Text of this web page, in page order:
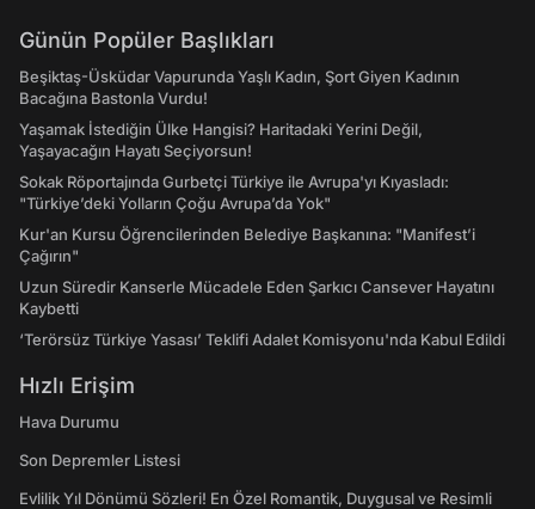
Günün Popüler Başlıkları
Beşiktaş-Üsküdar Vapurunda Yaşlı Kadın, Şort Giyen Kadının
Bacağına Bastonla Vurdu!
Yaşamak İstediğin Ülke Hangisi? Haritadaki Yerini Değil,
Yaşayacağın Hayatı Seçiyorsun!
Sokak Röportajında Gurbetçi Türkiye ile Avrupa'yı Kıyasladı:
"Türkiye’deki Yolların Çoğu Avrupa’da Yok"
Kur'an Kursu Öğrencilerinden Belediye Başkanına: "Manifest’i
Çağırın"
Uzun Süredir Kanserle Mücadele Eden Şarkıcı Cansever Hayatını
Kaybetti
‘Terörsüz Türkiye Yasası’ Teklifi Adalet Komisyonu'nda Kabul Edildi
Hızlı Erişim
Hava Durumu
Son Depremler Listesi
Evlilik Yıl Dönümü Sözleri! En Özel Romantik, Duygusal ve Resimli